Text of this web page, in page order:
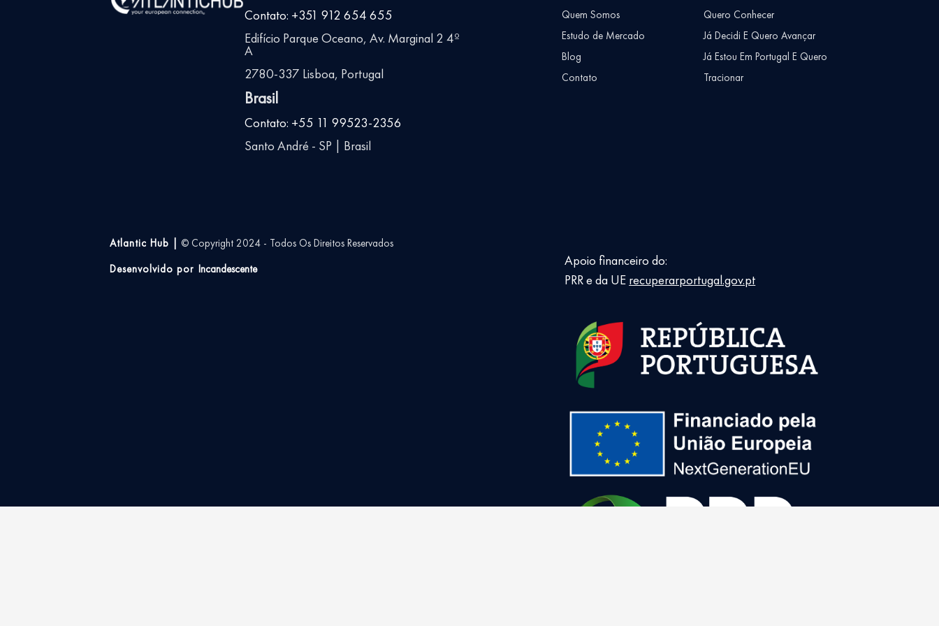
Contato: +351 912 654 655
Edifício Parque Oceano, Av. Marginal 2 4º
A
2780-337 Lisboa, Portugal
Brasil
Contato: +55 11 99523-2356
Santo André - SP | Brasil
Quem Somos
Estudo de Mercado
Blog
Contato
Quero Conhecer
Já Decidi E Quero Avançar
Já Estou Em Portugal E Quero
Tracionar
Atlantic Hub | © Copyright 2024 - Todos Os Direitos Reservados
Desenvolvido por Incandescente
Apoio financeiro do:
PRR e da UE recuperarportugal.gov.pt